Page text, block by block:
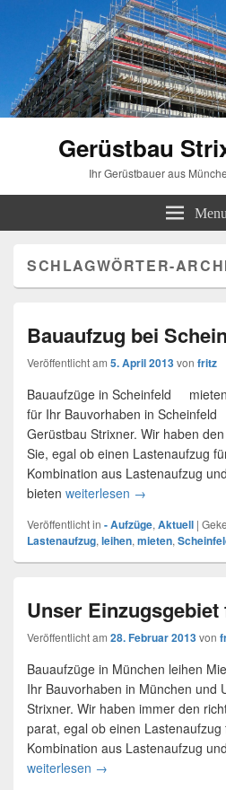
Gerüstbau
Ihr Gerüstbauer aus
Menu
SCHLAGWÖRTER-
Bauaufzug bei
Veröffentlicht am 5. April 2013von fritz
Bauaufzüge in Scheinfeld
für Ihr Bauvorhaben in
Gerüstbau Strixner. Wir haben
Sie, egal ob einen Lastenaufzug
Kombination aus Lastenaufzug
bieten weiterlesen Bauaufzug bei
→
Veröffentlicht in - Aufzüge, Aktuell |
Lastenaufzug, leihen, mieten,
Unser
Veröffentlicht am 28. Februar 2013von
Bauaufzüge in München leihen
Ihr Bauvorhaben in München und
Strixner. Wir haben immer den
parat, egal ob einen
Kombination aus Lastenaufzug
weiterlesen Unser Einzugsgebiet
→